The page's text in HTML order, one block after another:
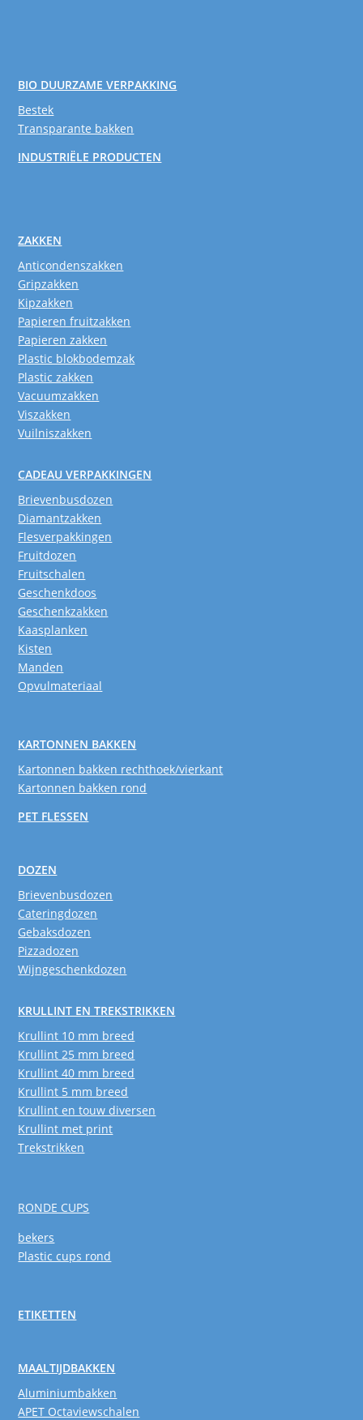
BIO DUURZAME VERPAKKING
Bestek
Transparante bakken
INDUSTRIËLE PRODUCTEN
ZAKKEN
Anticondenszakken
Gripzakken
Kipzakken
Papieren fruitzakken
Papieren zakken
Plastic blokbodemzak
Plastic zakken
Vacuumzakken
Viszakken
Vuilniszakken
CADEAU VERPAKKINGEN
Brievenbusdozen
Diamantzakken
Flesverpakkingen
Fruitdozen
Fruitschalen
Geschenkdoos
Geschenkzakken
Kaasplanken
Kisten
Manden
Opvulmateriaal
KARTONNEN BAKKEN
Kartonnen bakken rechthoek/vierkant
Kartonnen bakken rond
PET FLESSEN
DOZEN
Brievenbusdozen
Cateringdozen
Gebaksdozen
Pizzadozen
Wijngeschenkdozen
KRULLINT EN TREKSTRIKKEN
Krullint 10 mm breed
Krullint 25 mm breed
Krullint 40 mm breed
Krullint 5 mm breed
Krullint en touw diversen
Krullint met print
Trekstrikken
RONDE CUPS
bekers
Plastic cups rond
ETIKETTEN
MAALTIJDBAKKEN
Aluminiumbakken
APET Octaviewschalen